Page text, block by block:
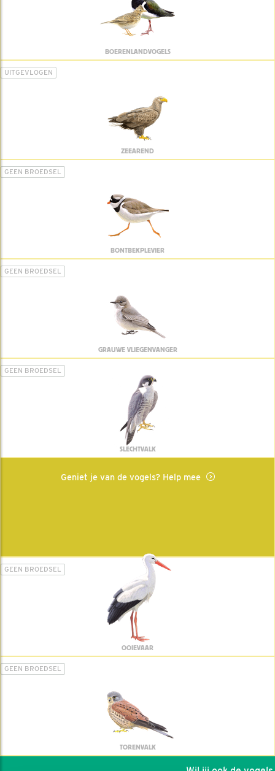
BOERENLANDVOGELS
UITGEVLOGEN
ZEEAREND
GEEN BROEDSEL
BONTBEKPLEVIER
GEEN BROEDSEL
GRAUWE VLIEGENVANGER
GEEN BROEDSEL
SLECHTVALK
Geniet je van de vogels? Help mee
GEEN BROEDSEL
OOIEVAAR
GEEN BROEDSEL
TORENVALK